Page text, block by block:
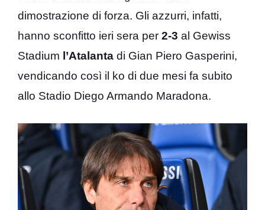
dimostrazione di forza. Gli azzurri, infatti,
hanno sconfitto ieri sera per 2-3 al Gewiss
Stadium l’Atalanta di Gian Piero Gasperini,
vendicando così il ko di due mesi fa subito
allo Stadio Diego Armando Maradona.